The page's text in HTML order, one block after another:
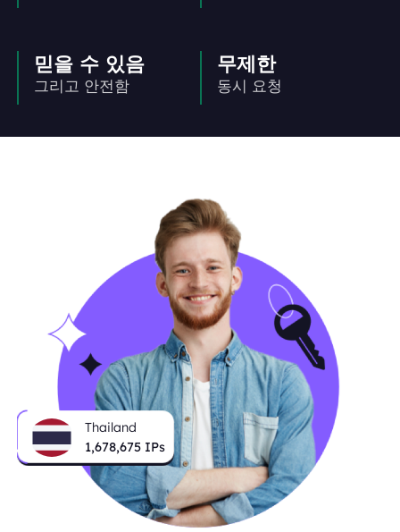
믿을 수 있음
그리고 안전함
무제한
동시 요청
Thailand
1,678,675 IPs